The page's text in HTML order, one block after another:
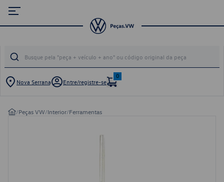
Nova Serrana Entre/registre-se
0
/Peças VW/Interior/Ferramentas